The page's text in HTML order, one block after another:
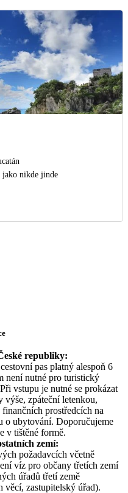
jako nikde jinde
republiky:
pas platný alespoň 6
není nutné pro turistický
vstupu je nutné se prokázat
výše, zpáteční letenkou,
prostředcích na
o ubytování. Doporučujeme
v tištěné formě.
zemí:
požadavcích včetně
víz pro občany třetích zemí
úřadů třetí země
věcí, zastupitelský úřad).